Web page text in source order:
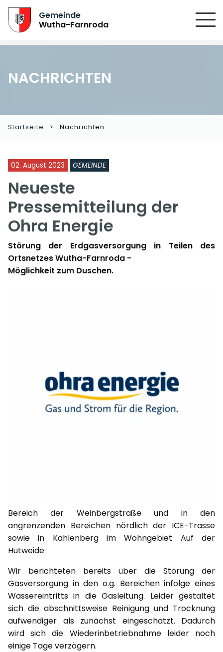
Gemeinde
Wutha-Farnroda
NACHRICHTEN
Startseite Nachrichten
02. August 2023 GEMEINDE
Neueste
Pressemitteilung der
Ohra Energie
Störung der Erdgasversorgung in Teilen des
Ortsnetzes Wutha-Farnroda -
Möglichkeit zum Duschen.
Bereich der Weinbergstraße und in den
angrenzenden Bereichen nördlich der ICE-Trasse
sowie in Kahlenberg im Wohngebiet Auf der
Hutweide
Wir berichteten bereits über die Störung der
Gasversorgung in den o.g. Bereichen infolge eines
Wassereintritts in die Gasleitung. Leider gestaltet
sich die abschnittsweise Reinigung und Trocknung
aufwendiger als zunächst eingeschätzt. Dadurch
wird sich die Wiederinbetriebnahme leider noch
einige Tage verzögern.